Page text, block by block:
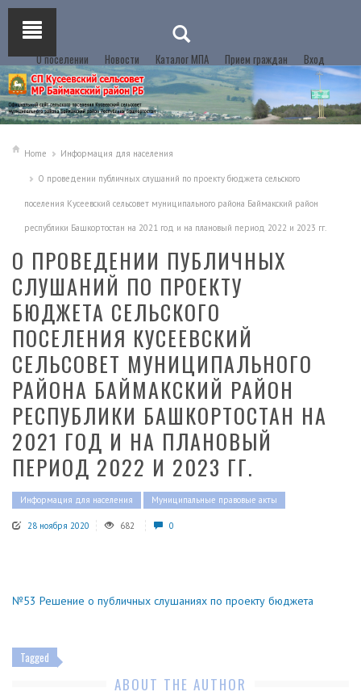
О поселении Новости Каталог МПА Прием граждан Вход
Home Информация для населения
О проведении публичных слушаний по проекту бюджета сельского
поселения Кусеевский сельсовет муниципального района Баймакский район
республики Башкортостан на 2021 год и на плановый период 2022 и 2023 гг.
О ПРОВЕДЕНИИ ПУБЛИЧНЫХ
СЛУШАНИЙ ПО ПРОЕКТУ
БЮДЖЕТА СЕЛЬСКОГО
ПОСЕЛЕНИЯ КУСЕЕВСКИЙ
СЕЛЬСОВЕТ МУНИЦИПАЛЬНОГО
РАЙОНА БАЙМАКСКИЙ РАЙОН
РЕСПУБЛИКИ БАШКОРТОСТАН НА
2021 ГОД И НА ПЛАНОВЫЙ
ПЕРИОД 2022 И 2023 ГГ.
Информация для населения Муниципальные правовые акты
28 ноября 2020 682 0
№53 Решение о публичных слушаниях по проекту бюджета
Tagged
ABOUT THE AUTHOR